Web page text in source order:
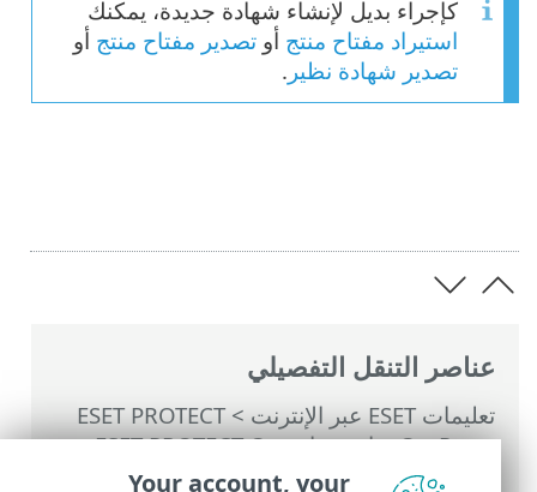
عناصر التنقل التفصيلي
تعليمات ESET عبر الإنترنت >
ESET PROTECT
On-Prem
>
استخدام ‎ESET PROTECT On-
>
القائمة الرئيسية ESET PROTECT On-
كإجراء بديل لإنشاء شهادة جديدة، يمكنك
استيراد مفتاح منتج أو تصدير مفتاح منتج أو
تصدير شهادة نظير .
Your account, your